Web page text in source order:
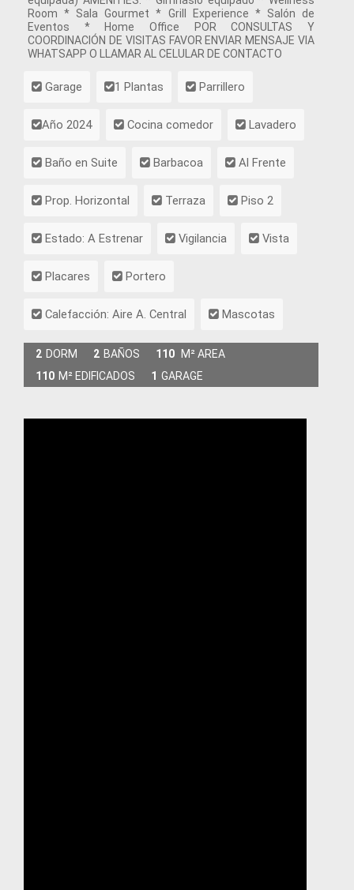
Room * Sala Gourmet * Grill Experience * Salón de
Eventos * Home Office POR CONSULTAS Y
COORDINACIÓN DE VISITAS FAVOR ENVIAR MENSAJE VIA
WHATSAPP O LLAMAR AL CELULAR DE CONTACTO
Garage 1 Plantas Parrillero
Año 2024 Cocina comedor Lavadero
Baño en Suite Barbacoa Al Frente
Prop. Horizontal Terraza Piso 2
Estado: A Estrenar Vigilancia Vista
Placares Portero
Calefacción: Aire A. Central Mascotas
2 DORM 2 BAÑOS 110
M² AREA
110 M² EDIFICADOS 1 GARAGE